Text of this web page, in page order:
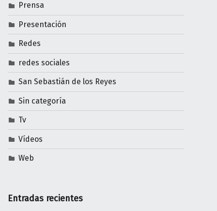
Prensa
Presentación
Redes
redes sociales
San Sebastián de los Reyes
Sin categoría
Tv
Vídeos
Web
Entradas recientes